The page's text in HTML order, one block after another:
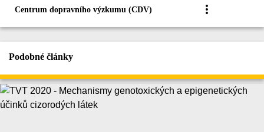
Centrum dopravního výzkumu (CDV)
Podobné články